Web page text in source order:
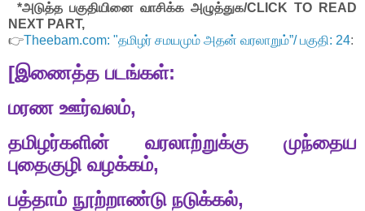
*அடுத்த பகுதியினை வாசிக்க அழுத்துக/CLICK TO READ
NEXT PART,
👉Theebam.com: "தமிழர் சமயமும் அதன் வரலாறும்”/ பகுதி: 24:
[இணைத்த படங்கள்:
மரண ஊர்வலம்,
தமிழர்களின்
வரலாற்றுக்கு
முந்தைய
புதைகுழி வழக்கம்,
பத்தாம் நூற்றாண்டு நடுக்கல்,